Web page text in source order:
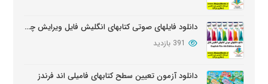
دانلود فایلهای صوتی کتابهای انگلیش فایل ویرایش چهارم English File Edition Audio
391 بازدید
دانلود آزمون تعیین سطح کتابهای فامیلی اند فرندز